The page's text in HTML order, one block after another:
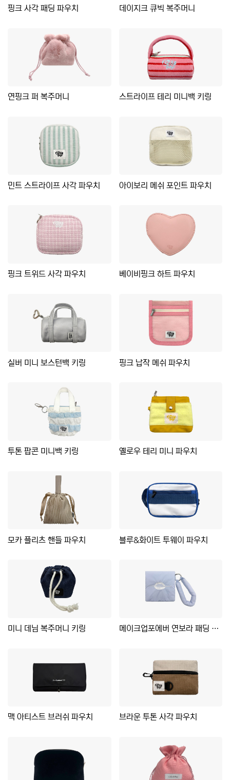
핑크 사각 패딩 파우치 데이지크 큐빅 복주머니
연핑크 퍼 복주머니 스트라이프 테리 미니백 키링
민트 스트라이프 사각 파우치 아이보리 메쉬 포인트 파우치
핑크 트위드 사각 파우치 베이비핑크 하트 파우치
실버 미니 보스턴백 키링 핑크 납작 메쉬 파우치
투톤 팝콘 미니백 키링 옐로우 테리 미니 파우치
모카 플리츠 핸들 파우치 블루&화이트 투웨이 파우치
미니 데님 복주머니 키링 메이크업포에버 연보라 패딩 파우치
맥 아티스트 브러쉬 파우치 브라운 투톤 사각 파우치